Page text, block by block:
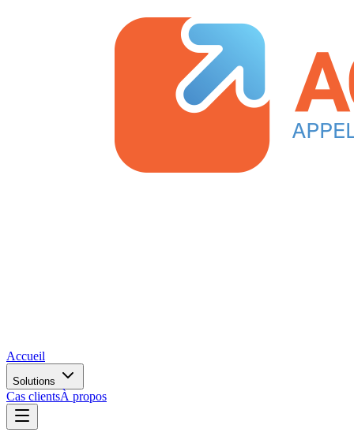
Accueil
Solutions
Cas clientsÀ propos